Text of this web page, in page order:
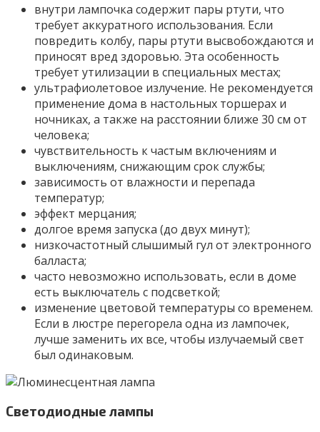
внутри лампочка содержит пары ртути, что
требует аккуратного использования. Если
повредить колбу, пары ртути высвобождаются и
приносят вред здоровью. Эта особенность
требует утилизации в специальных местах;
ультрафиолетовое излучение. Не рекомендуется
применение дома в настольных торшерах и
ночниках, а также на расстоянии ближе 30 см от
человека;
чувствительность к частым включениям и
выключениям, снижающим срок службы;
зависимость от влажности и перепада
температур;
эффект мерцания;
долгое время запуска (до двух минут);
низкочастотный слышимый гул от электронного
балласта;
часто невозможно использовать, если в доме
есть выключатель с подсветкой;
изменение цветовой температуры со временем.
Если в люстре перегорела одна из лампочек,
лучше заменить их все, чтобы излучаемый свет
был одинаковым.
Светодиодные лампы